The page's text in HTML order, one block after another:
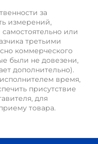
за
измерений,
или
третьими
коммерческого
были не довезени,
дополнительно).
время,
присутствие
для
товара.